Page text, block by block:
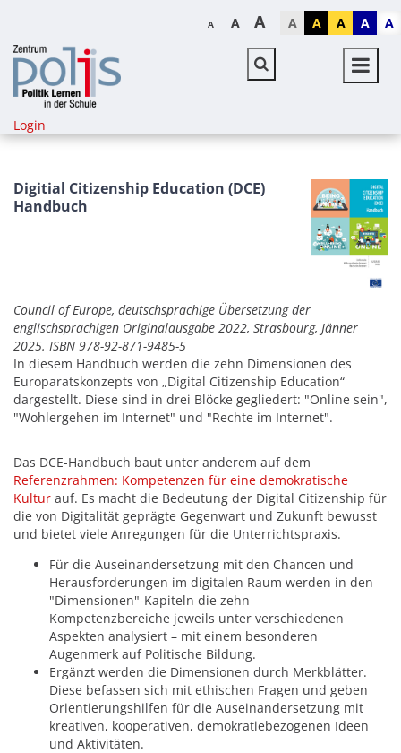
A A A A A A A A
Login
Digitial Citizenship Education (DCE)
Handbuch
Council of Europe, deutschsprachige Übersetzung der
englischsprachigen Originalausgabe 2022, Strasbourg, Jänner
2025. ISBN 978-92-871-9485-5
In diesem Handbuch werden die zehn Dimensionen des
Europaratskonzepts von „Digital Citizenship Education“
dargestellt. Diese sind in drei Blöcke gegliedert: "Online sein",
"Wohlergehen im Internet" und "Rechte im Internet".
Das DCE-Handbuch baut unter anderem auf dem
Referenzrahmen: Kompetenzen für eine demokratische
Kultur auf. Es macht die Bedeutung der Digital Citizenship für
die von Digitalität geprägte Gegenwart und Zukunft bewusst
und bietet viele Anregungen für die Unterrichtspraxis.
Für die Auseinandersetzung mit den Chancen und
Herausforderungen im digitalen Raum werden in den
"Dimensionen"-Kapiteln die zehn
Kompetenzbereiche jeweils unter verschiedenen
Aspekten analysiert – mit einem besonderen
Augenmerk auf Politische Bildung.
Ergänzt werden die Dimensionen durch Merkblätter.
Diese befassen sich mit ethischen Fragen und geben
Orientierungshilfen für die Auseinandersetzung mit
kreativen, kooperativen, demokratiebezogenen Ideen
und Aktivitäten.